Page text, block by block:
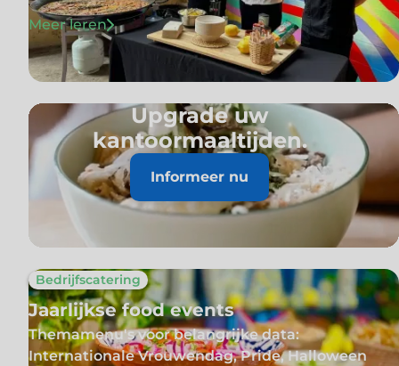
Upgrade uw
kantoormaaltijden.
Informeer nu
Meer leren
Bedrijfscatering
Jaarlijkse food events
Themamenu's voor belangrijke data:
Internationale Vrouwendag, Pride, Halloween